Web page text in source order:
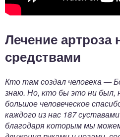
Лечение
средствами
Кто там создал человека —
знаю. Но, кто бы это ни был,
большое человеческое
каждого из нас 187
благодаря которым мы